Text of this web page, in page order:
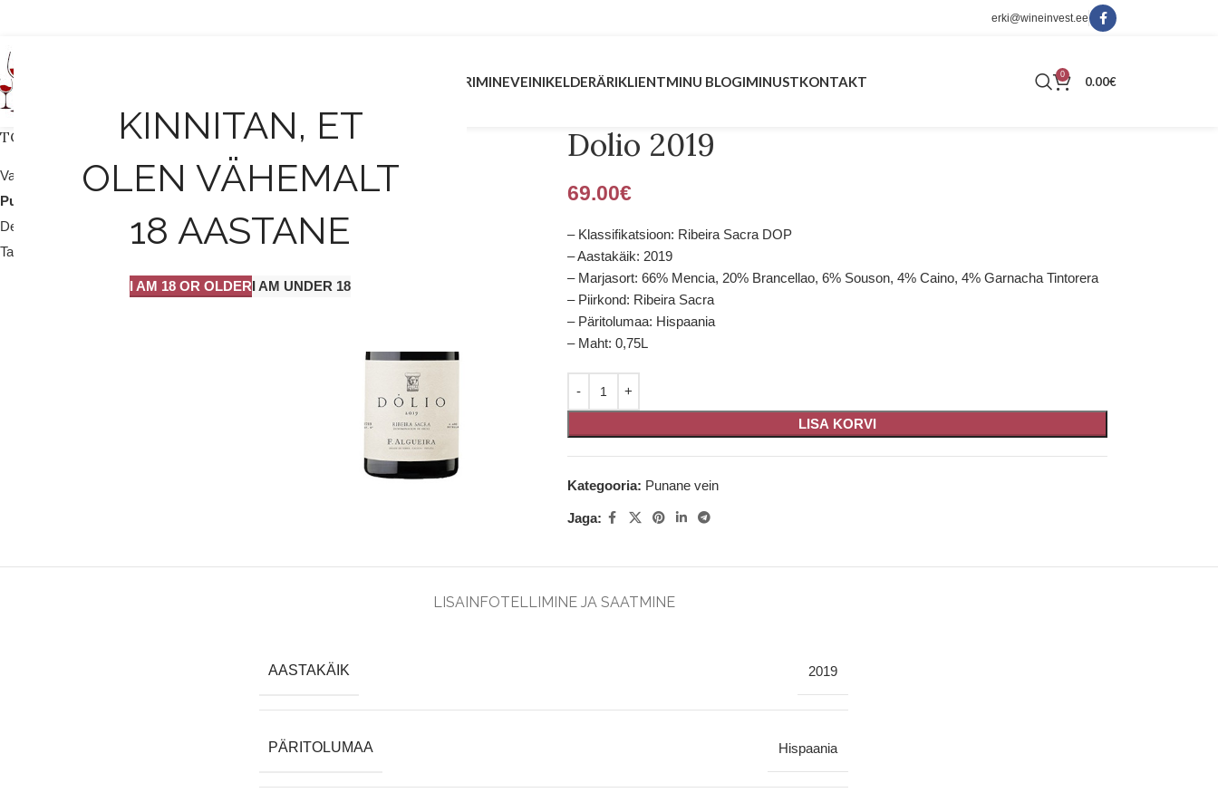
KINNITAN, ET
OLEN VÄHEMALT
18 AASTANE
I AM 18 OR OLDERI AM UNDER 18
erki@wineinvest.ee
INVESTEERIMINEVEINIKELDERÄRIKLIENTMINU BLOGIMINUSTKONTAKT 0 0.00€
TOOTEKATEGOORIAD
Valge vein / mull 25
Punane vein
Dessert vein 9
Tarvikud
Dolio 2019
69.00€
– Klassifikatsioon: Ribeira Sacra DOP
– Aastakäik: 2019
– Marjasort: 66% Mencia, 20% Brancellao, 6% Souson, 4% Caino, 4% Garnacha Tintorera
– Piirkond: Ribeira Sacra
– Päritolumaa: Hispaania
– Maht: 0,75L
LISA KORVI
Kategooria: Punane vein
Jaga:
LISAINFOTELLIMINE JA SAATMINE
AASTAKÄIK 2019
PÄRITOLUMAA Hispaania